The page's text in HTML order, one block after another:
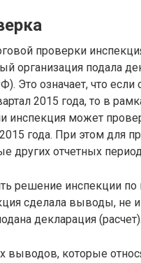
проверки
организация подала
Это означает, что
2015 года, то в
инспекция может
года. При этом для
других отчетных
решение инспекции по
сделала выводы,
декларация (расчет).
выводов, которые